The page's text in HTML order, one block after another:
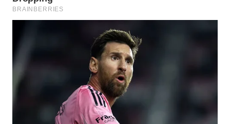
SUMEDANG
KEPULAUAN